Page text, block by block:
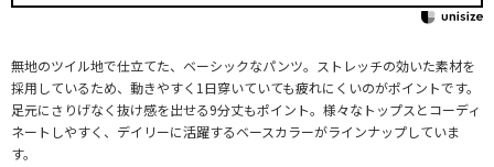
無地のツイル地で仕立てた、ベーシックなパンツ。ストレッチの効いた素材を
採用しているため、動きやすく1日穿いていても疲れにくいのがポイントです。
足元にさりげなく抜け感を出せる9分丈もポイント。様々なトップスとコーディ
ネートしやすく、デイリーに活躍するベースカラーがラインナップしていま
す。